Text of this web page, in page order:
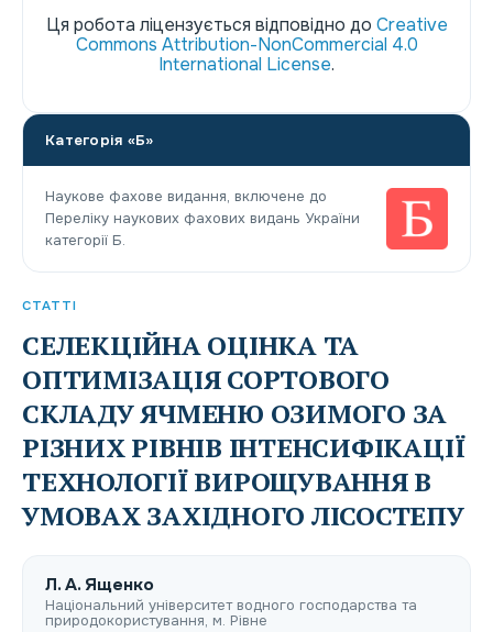
СТАТТІ
СЕЛЕКЦІЙНА ОЦІНКА ТА
ОПТИМІЗАЦІЯ СОРТОВОГО
СКЛАДУ ЯЧМЕНЮ ОЗИМОГО ЗА
РІЗНИХ РІВНІВ ІНТЕНСИФІКАЦІЇ
ТЕХНОЛОГІЇ ВИРОЩУВАННЯ В
УМОВАХ ЗАХІДНОГО ЛІСОСТЕПУ
Л. А. Ященко
Національний університет водного господарства та
природокористування, м. Рівне
Ця робота ліцензується відповідно до Creative
Commons Attribution-NonCommercial 4.0
International License.
Категорія «Б»
Наукове фахове видання, включене до
Переліку наукових фахових видань України
категорії Б.